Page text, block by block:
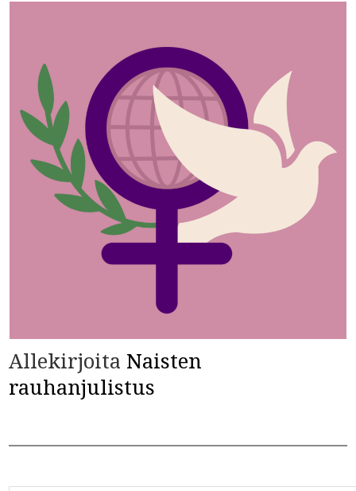
Allekirjoita Naisten
rauhanjulistus